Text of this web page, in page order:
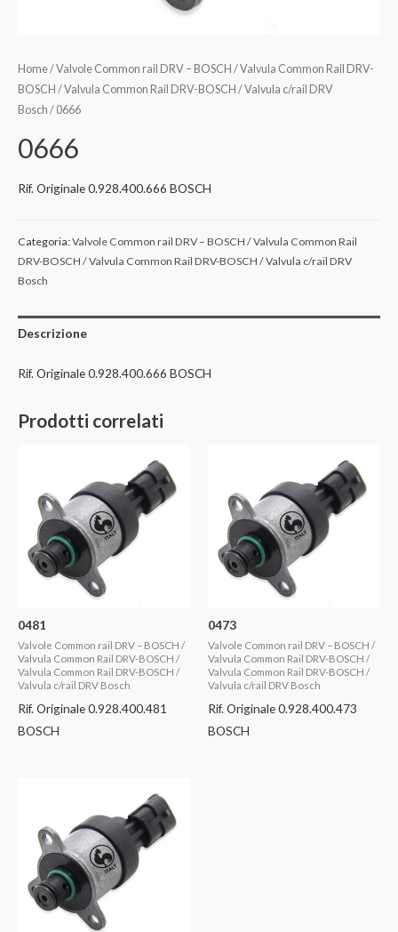
Home/Valvole Common rail DRV – BOSCH / Valvula Common Rail DRV-
BOSCH / Valvula Common Rail DRV-BOSCH / Valvula c/rail DRV
Bosch / 0666
0666
Rif. Originale 0.928.400.666 BOSCH
Categoria:Valvole Common rail DRV – BOSCH / Valvula Common Rail
DRV-BOSCH / Valvula Common Rail DRV-BOSCH / Valvula c/rail DRV
Bosch
Descrizione
Rif. Originale 0.928.400.666 BOSCH
Prodotti correlati
0481
Valvole Common rail DRV – BOSCH /
Valvula Common Rail DRV-BOSCH /
Valvula Common Rail DRV-BOSCH /
Valvula c/rail DRV Bosch
Rif. Originale 0.928.400.481
BOSCH
0473
Valvole Common rail DRV – BOSCH /
Valvula Common Rail DRV-BOSCH /
Valvula Common Rail DRV-BOSCH /
Valvula c/rail DRV Bosch
Rif. Originale 0.928.400.473
BOSCH